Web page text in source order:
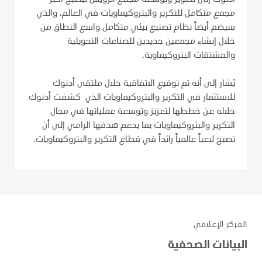
مجمع متكامل للتكرير والبتروكيماويات في العالم، والذي
سيضم أيضاً نظام تصنيع بيئي متكامل واسع النطاق من
خلال إنشاء مجمعين جديدين للصناعات التحويلية
والمشتقات البتروكيماوية.
يُشار إلى أنه تم توقيع الاتفاقية خلال ملتقى أدنوك
للاستثمار في التكرير والبتروكيماويات الذي كشفت أدنوك
خلاله عن خططها لتعزيز وتوسعة عملياتها في مجال
التكرير والبتروكيماويات بما يدعم هدفها الرامي إلى أن
تصبح لاعباً عالمياً رائداً في قطاع التكرير والبتروكيماويات.
المركز الإعلامي
البيانات الصحفية